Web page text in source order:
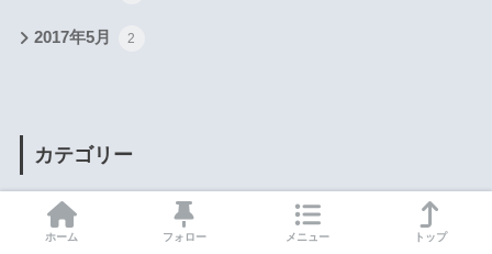
2017年5月 2
カテゴリー
Amazonハック
ホーム フォロー メニュー トップ